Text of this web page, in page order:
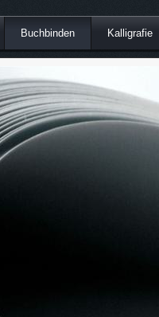
Buchbinden Kalligrafie